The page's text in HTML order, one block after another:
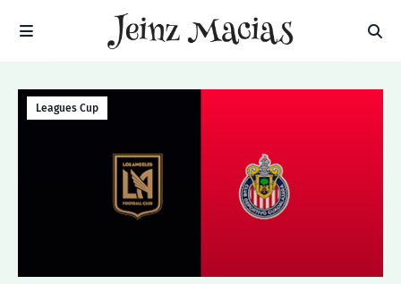
Leagues Cup